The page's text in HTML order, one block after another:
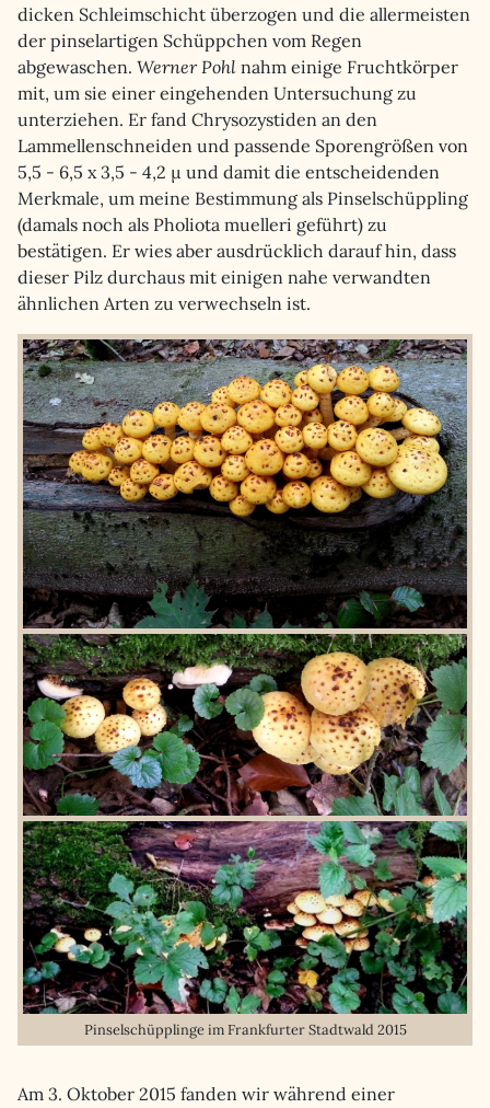
dicken Schleimschicht überzogen und die allermeisten
der pinselartigen Schüppchen vom Regen
abgewaschen. Werner Pohl nahm einige Fruchtkörper
mit, um sie einer eingehenden Untersuchung zu
unterziehen. Er fand Chrysozystiden an den
Lammellenschneiden und passende Sporengrößen von
5,5 - 6,5 x 3,5 - 4,2 µ und damit die entscheidenden
Merkmale, um meine Bestimmung als Pinselschüppling
(damals noch als Pholiota muelleri geführt) zu
bestätigen. Er wies aber ausdrücklich darauf hin, dass
dieser Pilz durchaus mit einigen nahe verwandten
ähnlichen Arten zu verwechseln ist.
Pinselschüpplinge im Frankfurter Stadtwald 2015
Am 3. Oktober 2015 fanden wir während einer